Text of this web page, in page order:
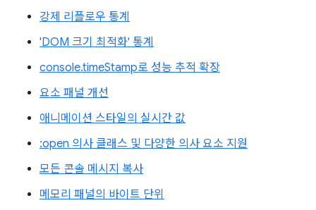
강제 리플로우 통계
'DOM 크기 최적화' 통계
console.timeStamp로 성능 추적 확장
요소 패널 개선
애니메이션 스타일의 실시간 값
:open 의사 클래스 및 다양한 의사 요소 지원
모든 콘솔 메시지 복사
메모리 패널의 바이트 단위